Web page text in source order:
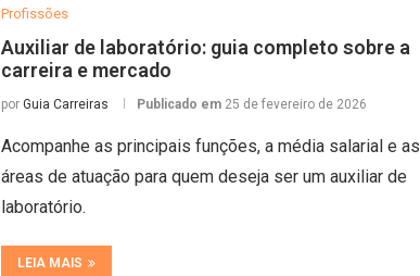
Profissões
Auxiliar de laboratório: guia completo sobre a
carreira e mercado
por Guia Carreiras Publicado em 25 de fevereiro de 2026
Acompanhe as principais funções, a média salarial e as
áreas de atuação para quem deseja ser um auxiliar de
laboratório.
LEIA MAIS